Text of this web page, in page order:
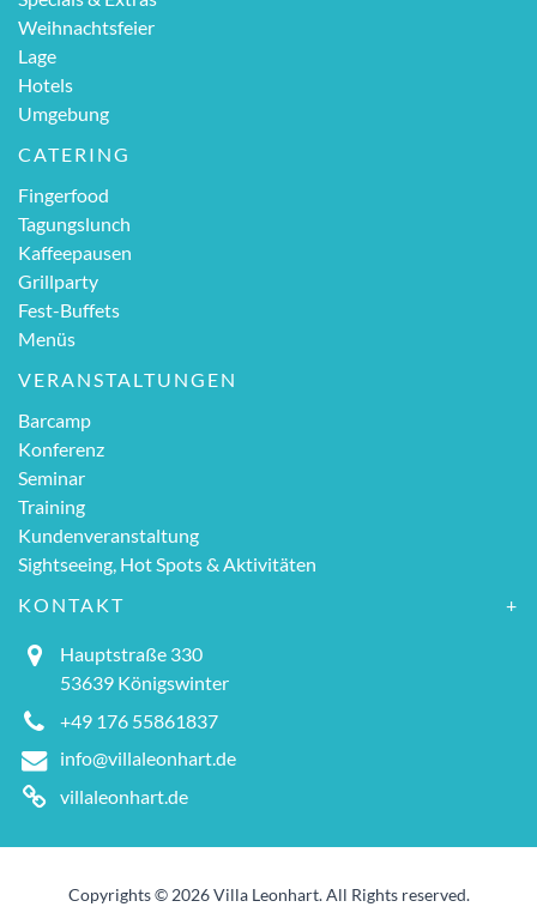
Weihnachtsfeier
Lage
Hotels
Umgebung
CATERING
Fingerfood
Tagungslunch
Kaffeepausen
Grillparty
Fest-Buffets
Menüs
VERANSTALTUNGEN
Barcamp
Konferenz
Seminar
Training
Kundenveranstaltung
Sightseeing, Hot Spots & Aktivitäten
KONTAKT
Hauptstraße 330
53639 Königswinter
+49 176 55861837
info@villaleonhart.de
villaleonhart.de
Copyrights © 2026 Villa Leonhart. All Rights reserved.